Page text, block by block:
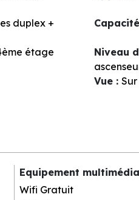
duplex +
étage Niveau
Vue :
Equipement multimédia
Wifi Gratuit